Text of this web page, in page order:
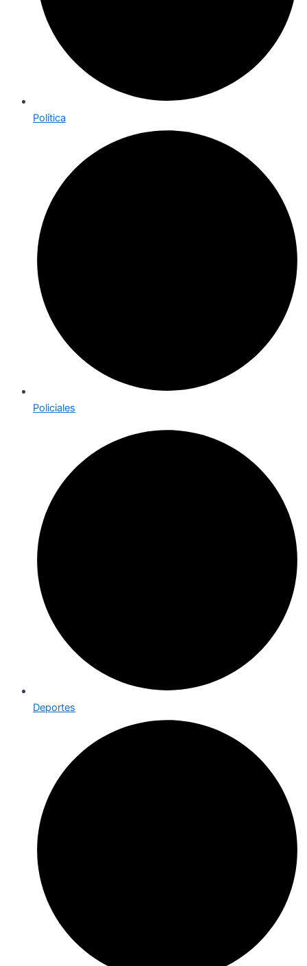
Política
Policiales
Deportes